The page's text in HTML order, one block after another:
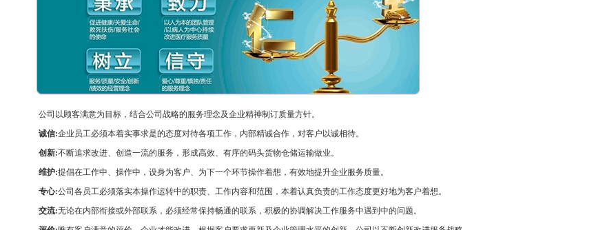
公司以顾客满意为目标，结合公司战略的服务理念及企业精神制订质量方针。
诚信:企业员工必须本着实事求是的态度对待各项工作，内部精诚合作，对客户以诚相待。
创新:不断追求改进、创造一流的服务，形成高效、有序的码头货物仓储运输做业。
维护:提倡在工作中、操作中，设身为客户、为下一个环节操作着想，有效地提升企业服务质量。
专心:公司各员工必须落实本操作运转中的职责、工作内容和范围，本着认真负责的工作态度更好地为客户着想。
交流:无论在内部衔接或外部联系，必须经常保持畅通的联系，积极的协调解决工作服务中遇到中的问题。